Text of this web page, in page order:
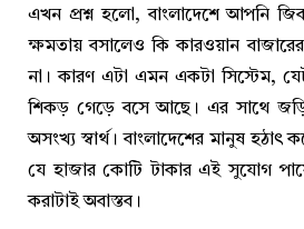
এখন প্রশ্ন হলো, বাংলাদেশে আপনি
ক্ষমতায় বসালেও কি কারওয়ান
না। কারণ এটা এমন একটা সিস্টেম,
শিকড় গেড়ে বসে আছে। এর সাথে
অসংখ্য স্বার্থ। বাংলাদেশের মানুষ
যে হাজার কোটি টাকার এই সুযোগ
করাটাই অবাস্তব।